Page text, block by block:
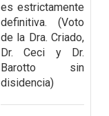
es estrictamente
definitiva. (Voto
de la Dra. Criado,
Dr. Ceci y Dr.
Barotto sin
disidencia)